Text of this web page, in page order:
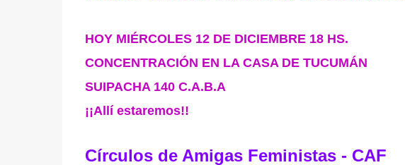
HOY MIÉRCOLES 12 DE DICIEMBRE 18 HS.
CONCENTRACIÓN EN LA CASA DE TUCUMÁN
SUIPACHA 140 C.A.B.A
¡¡Allí estaremos!!
Círculos de Amigas Feministas - CAF